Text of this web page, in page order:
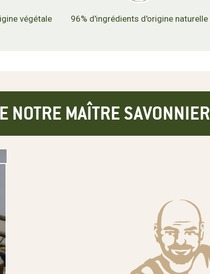
végétale 96% d'ingrédients d'origine naturelle
NOTRE MAÎTRE SAVONNIER